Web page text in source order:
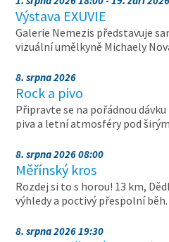
Výstava EXUVIE
Galerie Nemezis představuje
vizuální umělkyně Michaely
8. srpna 2026
Rock a pivo
Připravte se na pořádnou
piva a letní atmosféry pod
8. srpna 2026 08:00
Měřínský kros
Rozdej si to s horou! 13 km,
výhledy a poctivý přespolní
8. srpna 2026 19:30